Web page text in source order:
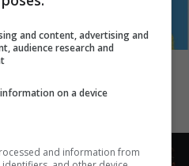
μάς χάλασαν) αυτή
and content, advertising and
audience research and
on a device
and information from